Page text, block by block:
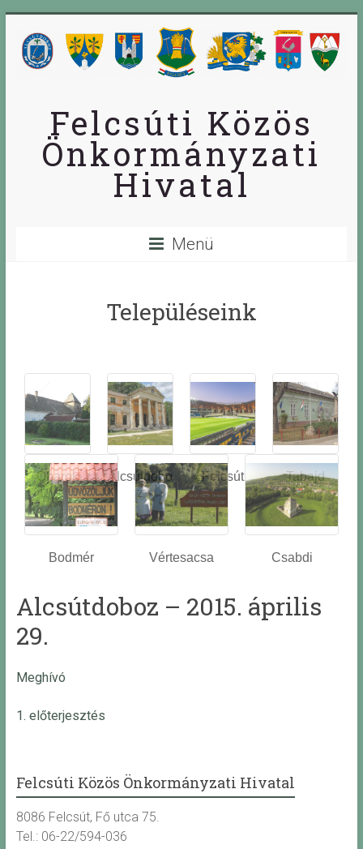
Felcsúti Közös
Önkormányzati
Hivatal
Menü
Településeink
Óbarok
Alcsútdobo
z
Felcsút Tabajd
Bodmér Vértesacsa Csabdi
Alcsútdoboz – 2015. április
29.
Meghívó
1. előterjesztés
Felcsúti Közös Önkormányzati Hivatal
8086 Felcsút, Fő utca 75.
Tel.: 06-22/594-036